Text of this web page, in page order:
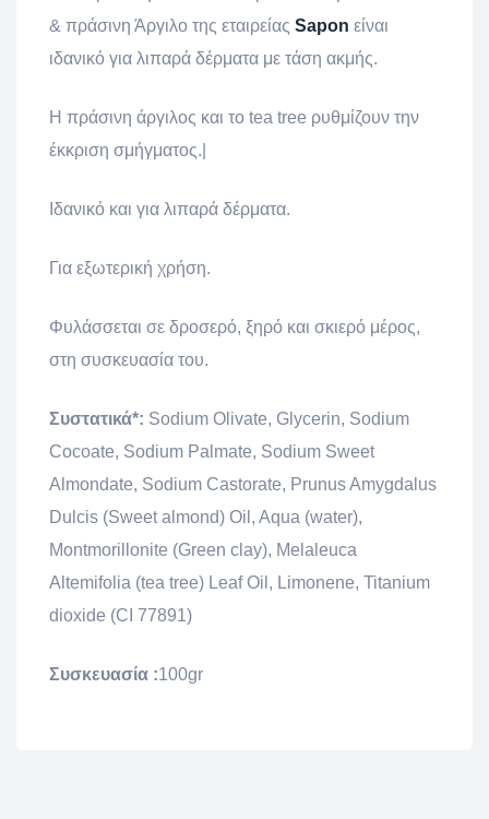
& πράσινη Άργιλο της εταιρείας Sapon είναι
ιδανικό για λιπαρά δέρματα με τάση ακμής.
Η πράσινη άργιλος και το tea tree ρυθμίζουν την
έκκριση σμήγματος.|
Ιδανικό και για λιπαρά δέρματα.
Για εξωτερική χρήση.
Φυλάσσεται σε δροσερό, ξηρό και σκιερό μέρος,
στη συσκευασία του.
Συστατικά*: Sodium Olivate, Glycerin, Sodium
Cocoate, Sodium Palmate, Sodium Sweet
Almondate, Sodium Castorate, Prunus Amygdalus
Dulcis (Sweet almond) Oil, Aqua (water),
Montmorillonite (Green clay), Melaleuca
Altemifolia (tea tree) Leaf Oil, Limonene, Titanium
dioxide (CI 77891)
Συσκευασία :100gr